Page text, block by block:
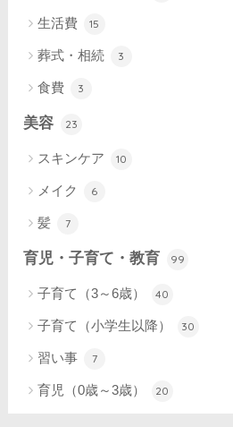
生活費 15
葬式・相続 3
食費 3
美容 23
スキンケア 10
メイク 6
髪 7
育児・子育て・教育 99
子育て（3～6歳） 40
子育て（小学生以降） 30
習い事 7
育児（0歳～3歳） 20